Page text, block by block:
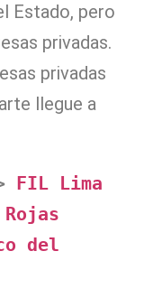
Estado, pero
privadas.
privadas
llegue a
FIL Lima
del